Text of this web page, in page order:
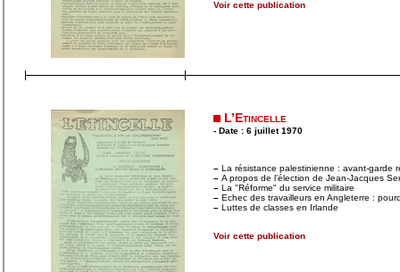
Voir cette publication
L’Etincelle
- Date : 6 juillet 1970
– La résistance palestinienne : avant-garde
– A propos de l’élection de Jean-Jacques
– La "Réforme" du service militaire
– Echec des travailleurs en Angleterre :
– Luttes de classes en Irlande
Voir cette publication